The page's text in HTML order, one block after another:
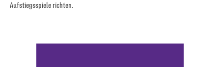
Aufstiegsspiele richten.